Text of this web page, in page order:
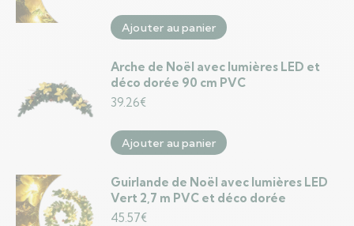
Ajouter au panier
Arche de Noël avec lumières LED et
déco dorée 90 cm PVC
39.26€
Ajouter au panier
Guirlande de Noël avec lumières LED
Vert 2,7 m PVC et déco dorée
45.57€